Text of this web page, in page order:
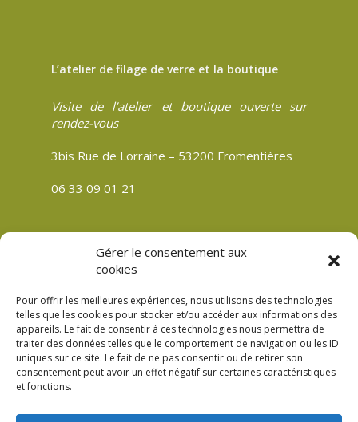
Gérer le consentement aux
cookies
Pour offrir les meilleures expériences, nous utilisons des technologies
telles que les cookies pour stocker et/ou accéder aux informations des
appareils. Le fait de consentir à ces technologies nous permettra de
traiter des données telles que le comportement de navigation ou les ID
uniques sur ce site. Le fait de ne pas consentir ou de retirer son
consentement peut avoir un effet négatif sur certaines caractéristiques
et fonctions.
L’atelier de filage de verre et la boutique
Visite de l’atelier et boutique ouverte sur
rendez-vous
3bis Rue de Lorraine – 53200 Fromentières
06 33 09 01 21
Mentions légales
Plan du site
Politique de cookies (UE)